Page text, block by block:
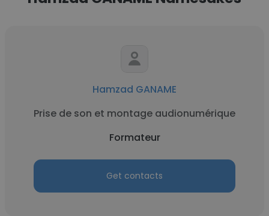
Hamzad GANAME
Prise de son et montage audionumérique
Formateur
Get contacts